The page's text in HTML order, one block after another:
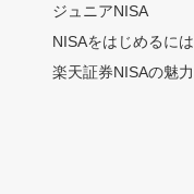
ジュニアNISA
NISAをはじめるには
楽天証券NISAの魅力